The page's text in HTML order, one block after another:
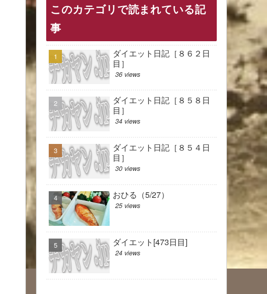
このカテゴリで読まれている記
事
ダイエット日記［８６２日
目］
36 views
ダイエット日記［８５８日
目］
34 views
ダイエット日記［８５４日
目］
30 views
おひる（5/27）
25 views
ダイエット[473日目]
24 views